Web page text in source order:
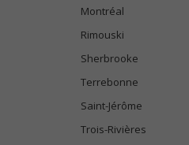
Montréal
Rimouski
Sherbrooke
Terrebonne
Saint-Jérôme
Trois-Rivières